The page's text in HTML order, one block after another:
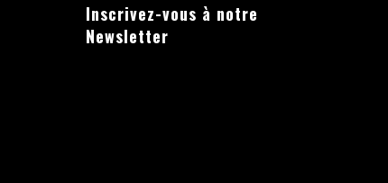
Inscrivez-vous à notre
Newsletter